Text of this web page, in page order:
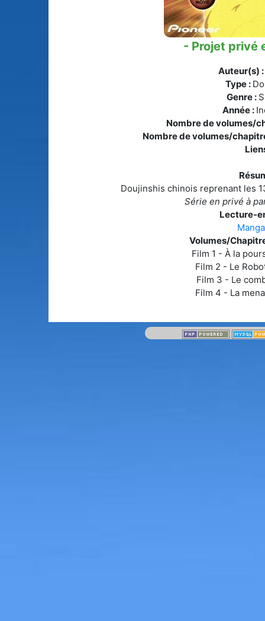
Tous les mangas
(273)
- Projet privé
Auteur(s) :
Type :
Genre :
Année :
Nombre de volumes/
Nombre de volumes/
Doujinshis chinois reprenant les
Série en privé à
Lecture-
Volumes/
Film 1 - À la
Film 2 - Le
Film 3 - Le
Film 4 - La